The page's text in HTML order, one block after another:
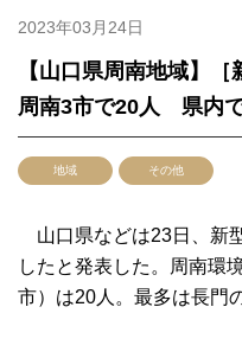
2023年03月24日
【山口県周南地域】［
周南3市で20人 県内
地域 その他
山口県などは23日、新
したと発表した。周南環
市）は20人。最多は長